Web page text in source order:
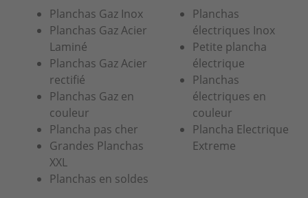
Planchas Gaz Inox
Planchas Gaz Acier
Laminé
Planchas Gaz Acier
rectifié
Planchas Gaz en
couleur
Plancha pas cher
Grandes Planchas
XXL
Planchas en soldes
Planchas
électriques Inox
Petite plancha
électrique
Planchas
électriques en
couleur
Plancha Electrique
Extreme